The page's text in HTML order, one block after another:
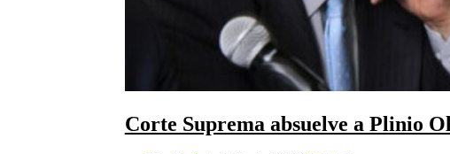
Corte Suprema absuelve a Plinio